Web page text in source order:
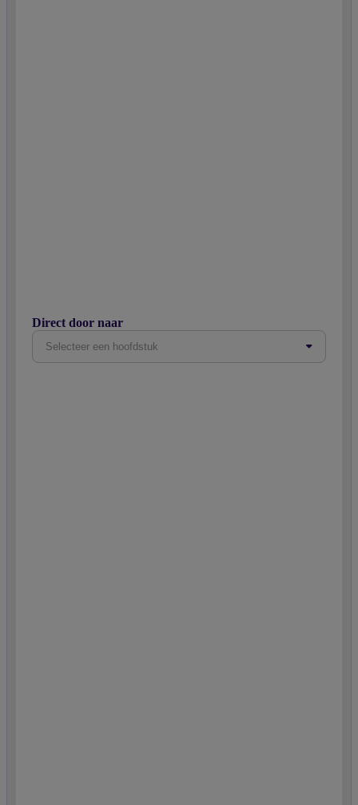
Direct door naar
Selecteer een hoofdstuk